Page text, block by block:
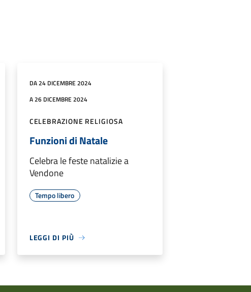
DA 24 DICEMBRE 2024
A 26 DICEMBRE 2024
CELEBRAZIONE RELIGIOSA
Funzioni di Natale
Celebra le feste natalizie a
Vendone
Tempo libero
LEGGI DI PIÙ